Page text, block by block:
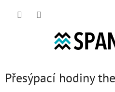
Přesýpací hodiny